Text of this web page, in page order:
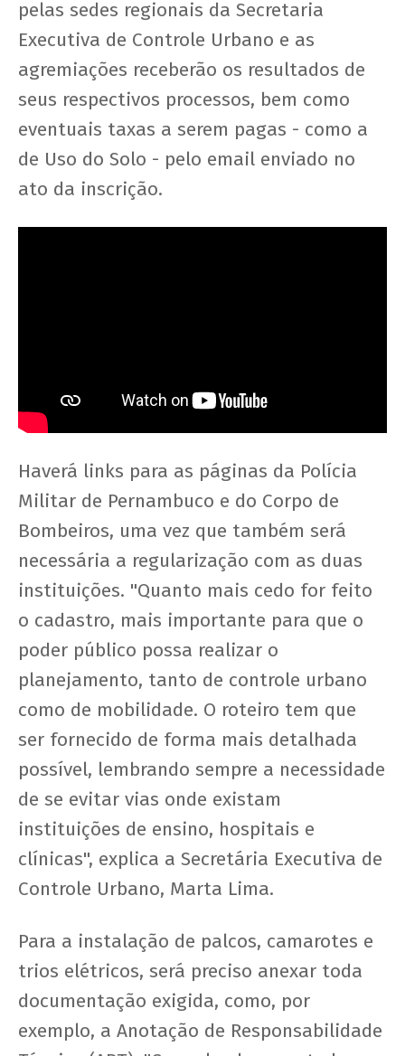
pelas sedes regionais da Secretaria
Executiva de Controle Urbano e as
agremiações receberão os resultados de
seus respectivos processos, bem como
eventuais taxas a serem pagas - como a
de Uso do Solo - pelo email enviado no
ato da inscrição.
Haverá links para as páginas da Polícia
Militar de Pernambuco e do Corpo de
Bombeiros, uma vez que também será
necessária a regularização com as duas
instituições. "Quanto mais cedo for feito
o cadastro, mais importante para que o
poder público possa realizar o
planejamento, tanto de controle urbano
como de mobilidade. O roteiro tem que
ser fornecido de forma mais detalhada
possível, lembrando sempre a necessidade
de se evitar vias onde existam
instituições de ensino, hospitais e
clínicas", explica a Secretária Executiva de
Controle Urbano, Marta Lima.
Para a instalação de palcos, camarotes e
trios elétricos, será preciso anexar toda
documentação exigida, como, por
exemplo, a Anotação de Responsabilidade